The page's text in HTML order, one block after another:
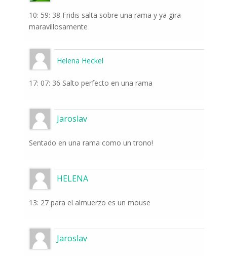
10: 59: 38 Fridis salta sobre una rama y ya gira
maravillosamente
Helena Heckel
17: 07: 36 Salto perfecto en una rama
Jaroslav
Sentado en una rama como un trono!
HELENA
13: 27 para el almuerzo es un mouse
Jaroslav